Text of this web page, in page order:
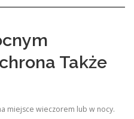
Także
miejsce wieczorem lub w nocy.